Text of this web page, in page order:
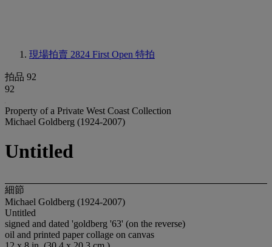
現場拍賣 2824 First Open 特拍
拍品 92
92
Property of a Private West Coast Collection
Michael Goldberg (1924-2007)
Untitled
細節
Michael Goldberg (1924-2007)
Untitled
signed and dated 'goldberg '63' (on the reverse)
oil and printed paper collage on canvas